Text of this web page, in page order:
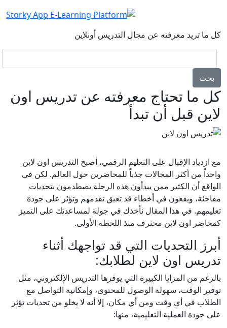
كل ما تريد معرفته عن مجال التدريس أونلاين
بحث
كل ما تحتاج معرفته عن تدريس اون
لاين قبل أن تبدأ
مع ازدياد الإقبال على التعليم الرقمي، أصبح التدريس اون لاين
واحداً من أكثر المجالات جذباً للمحاضرين حول العالم. لكن في
الواقع أن الكثير ممن يبدأون هذه الرحلة يصطدمون بتحديات
مفاجئة، ويقعون في أخطاء قد تعيق تقدمهم وتؤثر على جودة
تعليمهم. في هذا المقال نأخذك في جولة لمساعدتك على التميز
كمحاضر اون لاين محترف منذ اللحظة الأولى.
أبرز التحديات التي قد تواجهك أثناء
تدريس اون لاين لطلابك:
بالرغم من المزايا الكبيرة التي يوفرها التدريس الإلكتروني، مثل
توفير الوقت، سهولة الوصول للمحتوى، وإمكانية التواصل مع
الطلاب في أي وقت ومن أي مكان، إلا أنه لا يخلو من تحديات تؤثر
على جودة العملية التعليمية، منها: